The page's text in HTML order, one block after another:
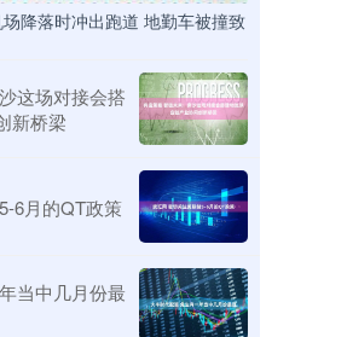
降落时冲出跑道 地勤车被撞致
这场对接会搭
新桥梁
6月的QT政策
当中几月份最